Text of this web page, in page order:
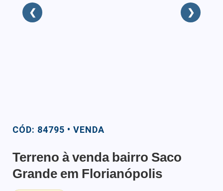
❮ ❯
CÓD: 84795 • VENDA
Terreno à venda bairro Saco
Grande em Florianópolis